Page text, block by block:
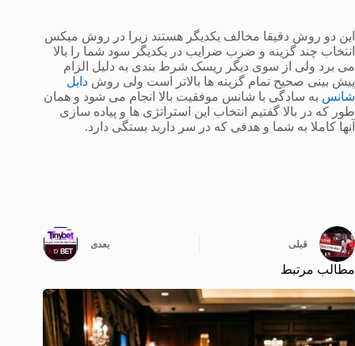
این دو روش دقیقا مخالف یکدیگر هستند زیرا در روش میکس
انتخاب چند گزینه و ضرب ضرایب در یکدیگر سود شما را بالا
می برد ولی از سوی دیگر ریسک شرط بندی به دلیل الزام
پیش بینی صحیح تمام گزینه ها بالاتر است ولی روش دابل
شانس به سادگی با شانس موفقیت بالا انجام می شود و همان
طور که در بالا گفتیم انتخاب این استراتژی ها و پیاده سازی
آنها کاملا به شما و هدفی که در سر دارید بستگی دارد.
قبلی بعدی
مطالب مرتبط